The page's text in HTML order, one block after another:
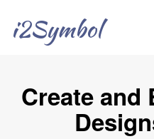
i2Symbol
Create and